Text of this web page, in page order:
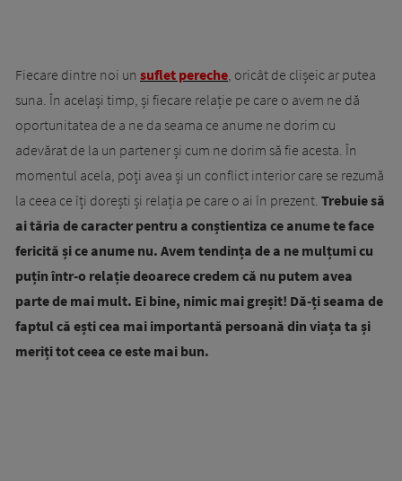
Fiecare dintre noi un suflet pereche, oricât de clișeic ar putea
suna. În același timp, și fiecare relație pe care o avem ne dă
oportunitatea de a ne da seama ce anume ne dorim cu
adevărat de la un partener și cum ne dorim să fie acesta. În
momentul acela, poți avea și un conflict interior care se rezumă
la ceea ce îți dorești și relația pe care o ai în prezent. Trebuie să
ai tăria de caracter pentru a conștientiza ce anume te face
fericită și ce anume nu. Avem tendința de a ne mulțumi cu
puțin într-o relație deoarece credem că nu putem avea
parte de mai mult. Ei bine, nimic mai greșit! Dă-ți seama de
faptul că ești cea mai importantă persoană din viața ta și
meriți tot ceea ce este mai bun.